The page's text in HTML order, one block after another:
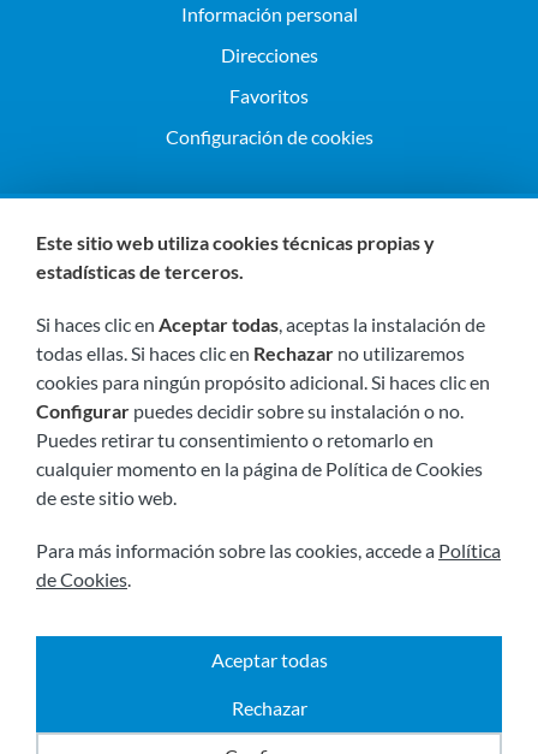
Información personal
Direcciones
Favoritos
Configuración de cookies
Visítanos próximamente en:
2026 © Todos los derechos reservados.
Política de privacidad |Política de cookies
Powered by
Este sitio web utiliza cookies técnicas propias y
estadísticas de terceros.
Si haces clic en Aceptar todas, aceptas la instalación de
todas ellas. Si haces clic en Rechazar no utilizaremos
cookies para ningún propósito adicional. Si haces clic en
Configurar puedes decidir sobre su instalación o no.
Puedes retirar tu consentimiento o retomarlo en
cualquier momento en la página de Política de Cookies
de este sitio web.
Para más información sobre las cookies, accede a Política
de Cookies.
Aceptar todas
Rechazar